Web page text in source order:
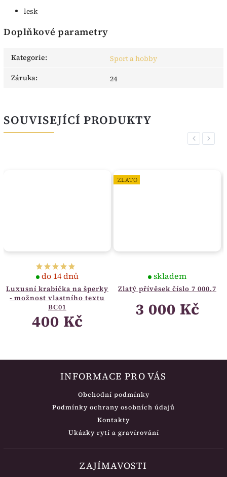
lesk
Doplňkové parametry
Kategorie:
Sport a hobby
Záruka: 24
SOUVISEJÍCÍ PRODUKTY
Previous
Luxusní krabička na šperky
- možnost vlastního textu
BC01
do 14 dnů
400 Kč
ZLATO
Zlatý přívěsek číslo 7 000.7
skladem
3 000 Kč
Next
INFORMACE PRO VÁS
Obchodní podmínky
Podmínky ochrany osobních údajů
Kontakty
Ukázky rytí a gravírování
ZAJÍMAVOSTI